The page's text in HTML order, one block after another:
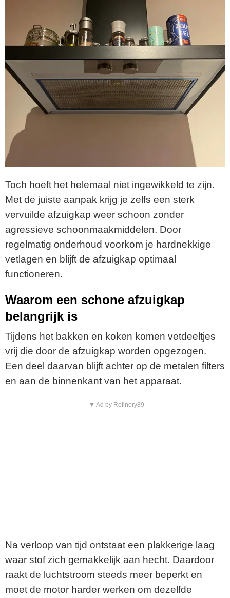
Toch hoeft het helemaal niet ingewikkeld te zijn.
Met de juiste aanpak krijg je zelfs een sterk
vervuilde afzuigkap weer schoon zonder
agressieve schoonmaakmiddelen. Door
regelmatig onderhoud voorkom je hardnekkige
vetlagen en blijft de afzuigkap optimaal
functioneren.
Waarom een schone afzuigkap
belangrijk is
Tijdens het bakken en koken komen vetdeeltjes
vrij die door de afzuigkap worden opgezogen.
Een deel daarvan blijft achter op de metalen filters
en aan de binnenkant van het apparaat.
▼ Ad by Refinery89
Na verloop van tijd ontstaat een plakkerige laag
waar stof zich gemakkelijk aan hecht. Daardoor
raakt de luchtstroom steeds meer beperkt en
moet de motor harder werken om dezelfde